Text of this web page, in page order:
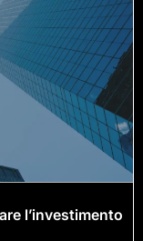
l’investimento